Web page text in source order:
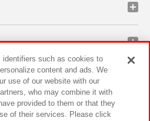
identifiers such as cookies to
content and ads. We
use of our website with our
who may combine it with
provided to them or that they
of their services. Please click